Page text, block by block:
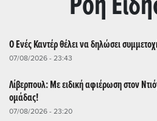
Ο Ενές Καντέρ θέλει να δηλώσει
07/08/2026 - 23:43
Λίβερπουλ: Με ειδική αφιέρωση στον
ομάδας!
07/08/2026 - 23:20